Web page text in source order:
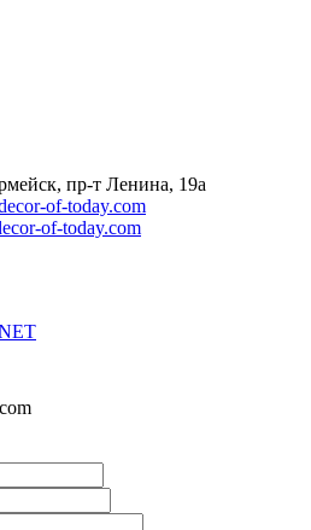
пр-т Ленина, 19а
of-today.com
of-today.com